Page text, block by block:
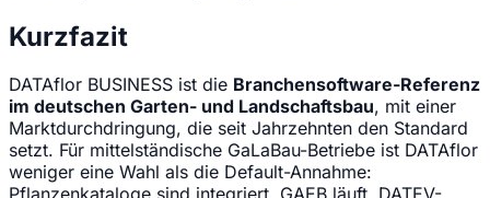
Kurzfazit
DATAflor BUSINESS ist die Branchensoftware-Referenz
im deutschen Garten- und Landschaftsbau, mit einer
Marktdurchdringung, die seit Jahrzehnten den Standard
setzt. Für mittelständische GaLaBau-Betriebe ist DATAflor
weniger eine Wahl als die Default-Annahme: